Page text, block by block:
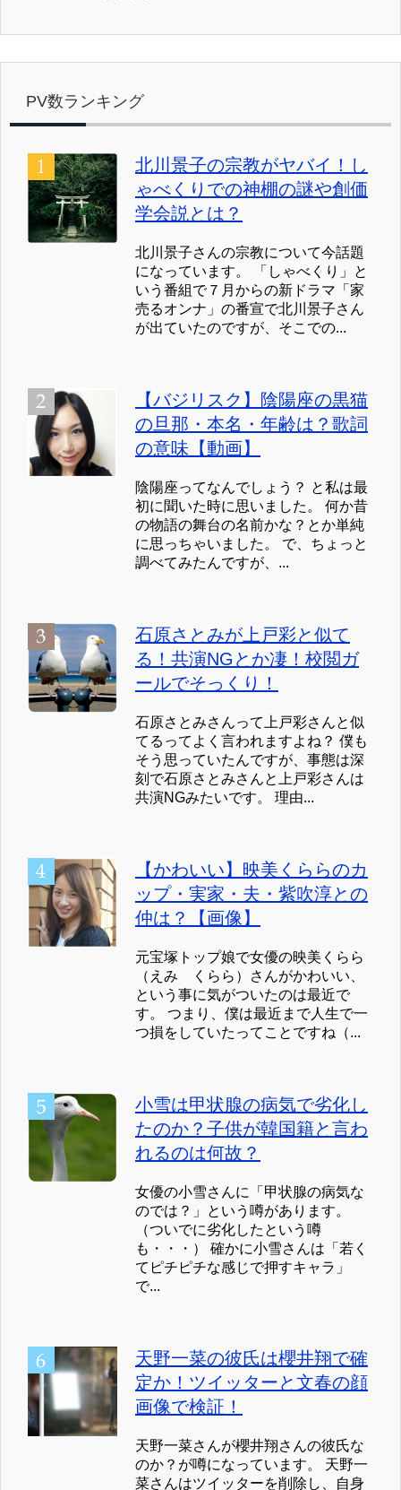
PV数ランキング
北川景子の宗教がヤバイ！し
ゃべくりでの神棚の謎や創価
学会説とは？
北川景子さんの宗教について今話題
になっています。 「しゃべくり」と
いう番組で７月からの新ドラマ「家
売るオンナ」の番宣で北川景子さん
が出ていたのですが、そこでの...
【バジリスク】陰陽座の黒猫
の旦那・本名・年齢は？歌詞
の意味【動画】
陰陽座ってなんでしょう？ と私は最
初に聞いた時に思いました。 何か昔
の物語の舞台の名前かな？とか単純
に思っちゃいました。 で、ちょっと
調べてみたんですが、...
石原さとみが上戸彩と似て
る！共演NGとか凄！校閲ガ
ールでそっくり！
石原さとみさんって上戸彩さんと似
てるってよく言われますよね？ 僕も
そう思っていたんですが、事態は深
刻で石原さとみさんと上戸彩さんは
共演NGみたいです。 理由...
【かわいい】映美くららのカ
ップ・実家・夫・紫吹淳との
仲は？【画像】
元宝塚トップ娘で女優の映美くらら
（えみ くらら）さんがかわいい、
という事に気がついたのは最近で
す。 つまり、僕は最近まで人生で一
つ損をしていたってことですね（...
小雪は甲状腺の病気で劣化し
たのか？子供が韓国籍と言わ
れるのは何故？
女優の小雪さんに「甲状腺の病気な
のでは？」という噂があります。
（ついでに劣化したという噂
も・・・） 確かに小雪さんは「若く
てピチピチな感じで押すキャラ」
で...
天野一菜の彼氏は櫻井翔で確
定か！ツイッターと文春の顔
画像で検証！
天野一菜さんが櫻井翔さんの彼氏な
のか？が噂になっています。 天野一
菜さんはツイッターを削除し、自身